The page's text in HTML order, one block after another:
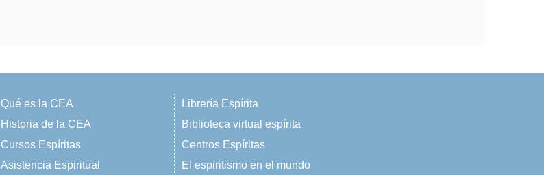
Qué es la CEA
Historia de la CEA
Cursos Espíritas
Asistencia Espiritual
Librería Espírita
Biblioteca virtual espírita
Centros Espíritas
El espiritismo en el mundo